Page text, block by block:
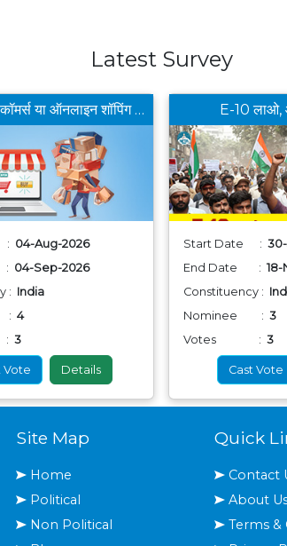
Latest Survey
आपको किस ई-कॉमर्स या ऑनलाइन शॉपिंग ऐप से खरीददारी करना सबसे फायदेमंद लगता है ?
: 04-Aug-2026
: 04-Sep-2026
: India
: 4
3
Vote Details
E-10 लाओ,
Start Date :
End Date : 18-
Constituency :
Nominee : 3
Votes : 3
Cast Vote
Site Map
Home
Political
Non Political
Quick
Contact
About
Terms &